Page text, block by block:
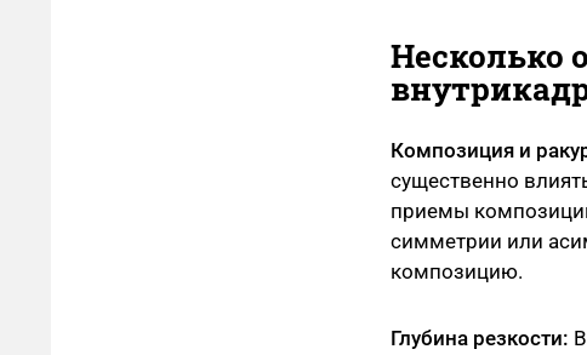
Несколько
Композиция и
существенно
приемы
симметрии или
композицию.
Глубина резкости: